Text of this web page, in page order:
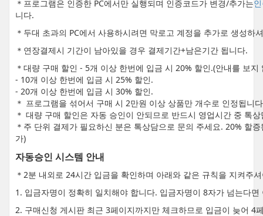
＊프로그램은 인증한 PC에서만 실행되며 인증코드가 변경/추가는
니다.
＊두대 초과의 PC에서 사용하시려면 막로고 계정을 추가로 생성
＊연장결제시 기간이 남아있을 경우 결제기간+남은기간 됩니다.
＊대량 구매 할인 - 5개 이상 한번에 입금 시 20% 할인.(안내를 보
- 10개 이상 한번에 입금 시 25% 할인.
- 20개 이상 한번에 입금 시 30% 할인.
＊ 프로그램을 섞어서 구매 시 2만원 이상 상품만 개수로 인정됩니
＊ 대량 구매 할인은 자동 승인이 안되므로 반드시 영업시간 중 톡
＊주 단위 결제가 필요하신 분은 톡상담으로 문의 주세요. 20% 할
가)
자동승인 시스템 안내
＊2분 내외로 24시간 입금을 확인하며 아래와 같은 규칙을 지켜주
1. 입금자명이 정확히 일치해야 합니다. 입금자명이 8자가 넘는다
2. 구매신청 게시판 최근 3페이지까지만 체크하므로 입금이 늦어 4